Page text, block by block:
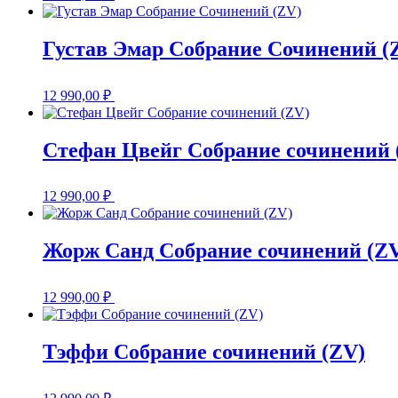
Густав Эмар Собрание Сочинений
12 990,00 ₽
Стефан Цвейг Собрание сочинений
12 990,00 ₽
Жорж Санд Собрание сочинений
12 990,00 ₽
Тэффи Собрание сочинений (ZV)